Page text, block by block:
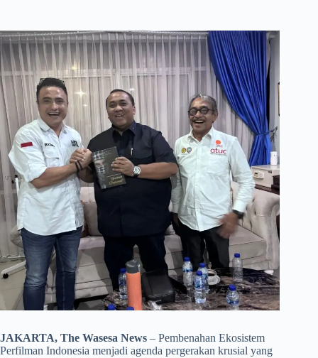
JAKARTA, The Wasesa News – Pembenahan Ekosistem
Perfilman Indonesia menjadi agenda pergerakan krusial yang